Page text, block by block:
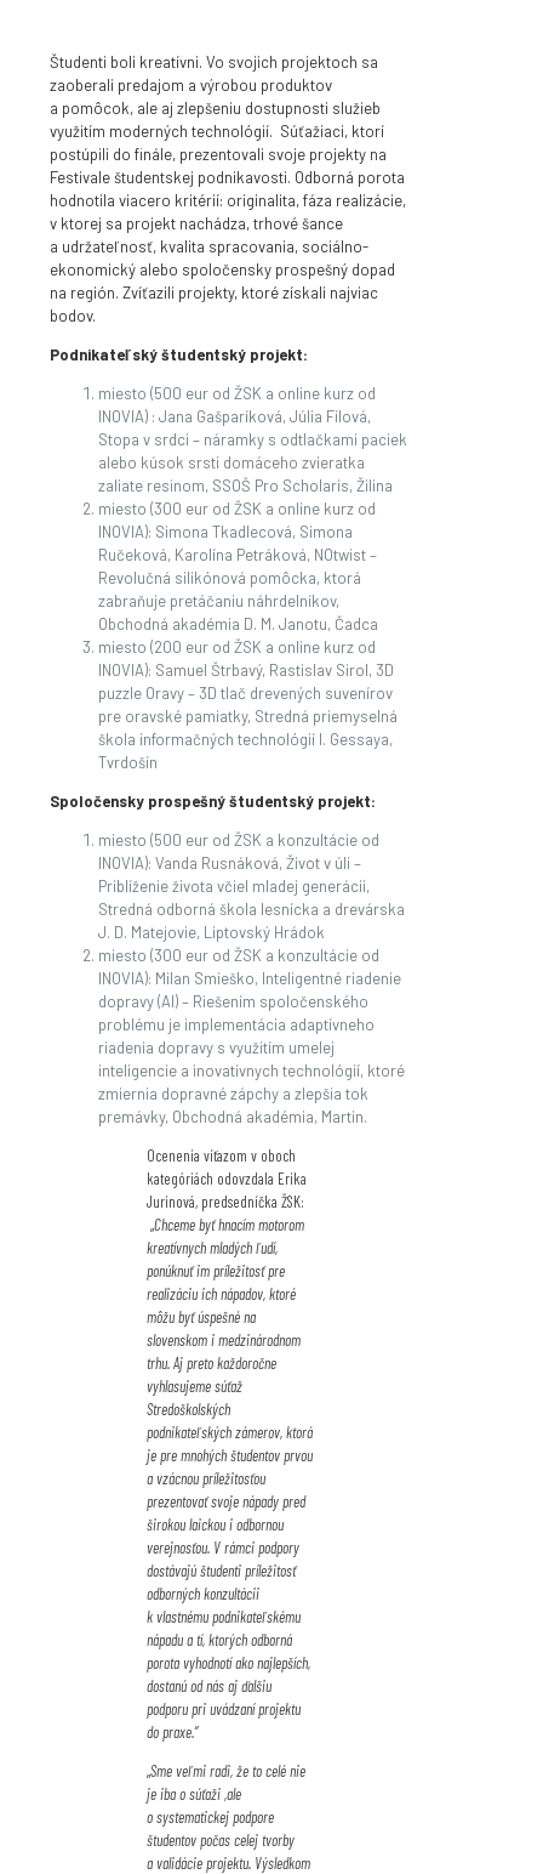
Študenti boli kreatívni. Vo svojich projektoch sa
zaoberali predajom a výrobou produktov
a pomôcok, ale aj zlepšeniu dostupnosti služieb
využitím moderných technológií. Súťažiaci, ktorí
postúpili do finále, prezentovali svoje projekty na
Festivale študentskej podnikavosti. Odborná porota
hodnotila viacero kritérií: originalita, fáza realizácie,
v ktorej sa projekt nachádza, trhové šance
a udržateľnosť, kvalita spracovania, sociálno-
ekonomický alebo spoločensky prospešný dopad
na región. Zvíťazili projekty, ktoré získali najviac
bodov.
Podnikateľský študentský projekt:
miesto (500 eur od ŽSK a online kurz od
INOVIA) : Jana Gašparíková, Júlia Filová,
Stopa v srdci – náramky s odtlačkami paciek
alebo kúsok srsti domáceho zvieratka
zaliate resinom, SSOŠ Pro Scholaris, Žilina
miesto (300 eur od ŽSK a online kurz od
INOVIA): Simona Tkadlecová, Simona
Ručeková, Karolína Petráková, NOtwist –
Revolučná silikónová pomôcka, ktorá
zabraňuje pretáčaniu náhrdelníkov,
Obchodná akadémia D. M. Janotu, Čadca
miesto (200 eur od ŽSK a online kurz od
INOVIA): Samuel Štrbavý, Rastislav Sirol, 3D
puzzle Oravy – 3D tlač drevených suvenírov
pre oravské pamiatky, Stredná priemyselná
škola informačných technológií I. Gessaya,
Tvrdošín
Spoločensky prospešný študentský projekt:
miesto (500 eur od ŽSK a konzultácie od
INOVIA): Vanda Rusnáková, Život v úli –
Priblíženie života včiel mladej generácii,
Stredná odborná škola lesnícka a drevárska
J. D. Matejovie, Liptovský Hrádok
miesto (300 eur od ŽSK a konzultácie od
INOVIA): Milan Smieško, Inteligentné riadenie
dopravy (AI) – Riešením spoločenského
problému je implementácia adaptívneho
riadenia dopravy s využitím umelej
inteligencie a inovatívnych technológií, ktoré
zmiernia dopravné zápchy a zlepšia tok
premávky, Obchodná akadémia, Martin.
Ocenenia víťazom v oboch
kategóriách odovzdala Erika
Jurinová, predsedníčka ŽSK:
„Chceme byť hnacím motorom
kreatívnych mladých ľudí,
ponúknuť im príležitosť pre
realizáciu ich nápadov, ktoré
môžu byť úspešné na
slovenskom i medzinárodnom
trhu. Aj preto každoročne
vyhlasujeme súťaž
Stredoškolských
podnikateľských zámerov, ktorá
je pre mnohých študentov prvou
a vzácnou príležitosťou
prezentovať svoje nápady pred
širokou laickou i odbornou
verejnosťou. V rámci podpory
dostávajú študenti príležitosť
odborných konzultácii
k vlastnému podnikateľskému
nápadu a tí, ktorých odborná
porota vyhodnotí ako najlepších,
dostanú od nás aj ďalšiu
podporu pri uvádzaní projektu
do praxe.“
„Sme veľmi radi, že to celé nie
je iba o súťaži ,ale
o systematickej podpore
študentov počas celej tvorby
a validácie projektu. Výsledkom